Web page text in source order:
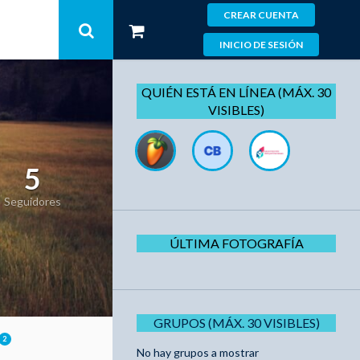
CREAR CUENTA
INICIO DE SESIÓN
5
Seguidores
2
QUIÉN ESTÁ EN LÍNEA (MÁX. 30
VISIBLES)
ÚLTIMA FOTOGRAFÍA
GRUPOS (MÁX. 30 VISIBLES)
No hay grupos a mostrar